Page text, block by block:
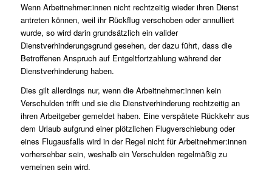
Wenn Arbeitnehmer:innen nicht rechtzeitig wieder ihren Dienst
antreten können, weil ihr Rückflug verschoben oder annulliert
wurde, so wird darin grundsätzlich ein valider
Dienstverhinderungsgrund gesehen, der dazu führt, dass die
Betroffenen Anspruch auf Entgeltfortzahlung während der
Dienstverhinderung haben.
Dies gilt allerdings nur, wenn die Arbeitnehmer:innen kein
Verschulden trifft und sie die Dienstverhinderung rechtzeitig an
ihren Arbeitgeber gemeldet haben. Eine verspätete Rückkehr aus
dem Urlaub aufgrund einer plötzlichen Flugverschiebung oder
eines Flugausfalls wird in der Regel nicht für Arbeitnehmer:innen
vorhersehbar sein, weshalb ein Verschulden regelmäßig zu
verneinen sein wird.